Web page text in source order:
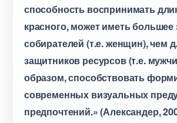
способность воспринимать
красного, может иметь большее
собирателей (т.е. женщин), чем
защитников ресурсов (т.е.
образом, способствовать
современных визуальных
предпочтений.» (Александер,